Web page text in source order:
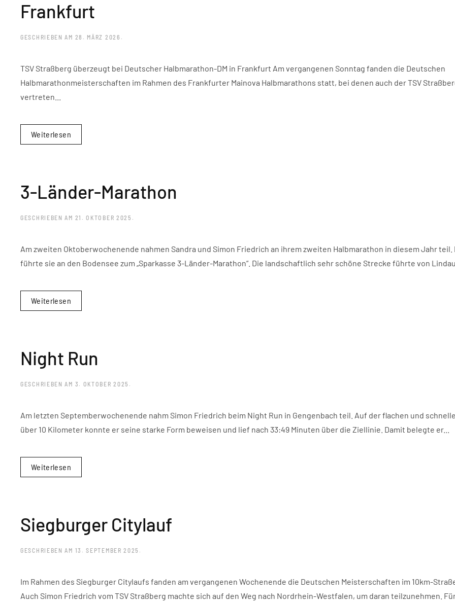
Frankfurt
GESCHRIEBEN AM 28. MÄRZ 2026 .
TSV Straßberg überzeugt bei Deutscher Halbmarathon-DM in Frankfurt Am vergangenen Sonntag fanden die Deutschen
Halbmarathonmeisterschaften im Rahmen des Frankfurter Mainova Halbmarathons statt, bei denen auch der TSV
vertreten...
Weiterlesen
3-Länder-Marathon
GESCHRIEBEN AM 21. OKTOBER 2025 .
Am zweiten Oktoberwochenende nahmen Sandra und Simon Friedrich an ihrem zweiten Halbmarathon in diesem Jahr teil.
führte sie an den Bodensee zum „Sparkasse 3-Länder-Marathon“. Die landschaftlich sehr schöne Strecke führte von Lindau
Weiterlesen
Night Run
GESCHRIEBEN AM 3. OKTOBER 2025 .
Am letzten Septemberwochenende nahm Simon Friedrich beim Night Run in Gengenbach teil. Auf der flachen und
über 10 Kilometer konnte er seine starke Form beweisen und lief nach 33:49 Minuten über die Ziellinie. Damit belegte er...
Weiterlesen
Siegburger Citylauf
GESCHRIEBEN AM 13. SEPTEMBER 2025 .
Im Rahmen des Siegburger Citylaufs fanden am vergangenen Wochenende die Deutschen Meisterschaften im 10km-
Auch Simon Friedrich vom TSV Straßberg machte sich auf den Weg nach Nordrhein-Westfalen, um daran teilzunehmen. Für